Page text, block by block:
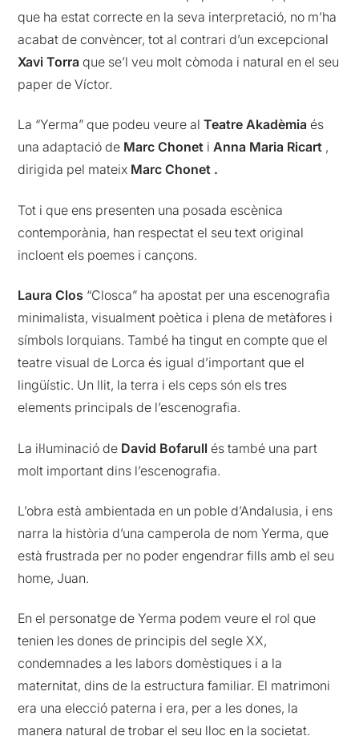
que ha estat correcte en la seva interpretació, no m’ha
acabat de convèncer, tot al contrari d’un excepcional
Xavi Torra que se’l veu molt còmoda i natural en el seu
paper de Víctor.
La “Yerma” que podeu veure alTeatre Akadèmia és
una adaptació de Marc Chonet iAnna Maria Ricart ,
dirigida pel mateix Marc Chonet .
Tot i que ens presenten una posada escènica
contemporània, han respectat el seu text original
incloent els poemes i cançons.
Laura Clos “Closca” ha apostat per una escenografia
minimalista, visualment poètica i plena de metàfores i
símbols lorquians. També ha tingut en compte que el
teatre visual de Lorca és igual d’important que el
lingüístic. Un llit, la terra i els ceps són els tres
elements principals de l’escenografia.
La il·luminació de David Bofarull és també una part
molt important dins l’escenografia.
L’obra està ambientada en un poble d’Andalusia, i ens
narra la història d’una camperola de nom Yerma, que
està frustrada per no poder engendrar fills amb el seu
home, Juan.
En el personatge de Yerma podem veure el rol que
tenien les dones de principis del segle XX,
condemnades a les labors domèstiques i a la
maternitat, dins de la estructura familiar. El matrimoni
era una elecció paterna i era, per a les dones, la
manera natural de trobar el seu lloc en la societat.